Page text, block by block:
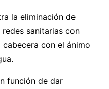
la eliminación de
sanitarias con
con el ánimo
función de dar